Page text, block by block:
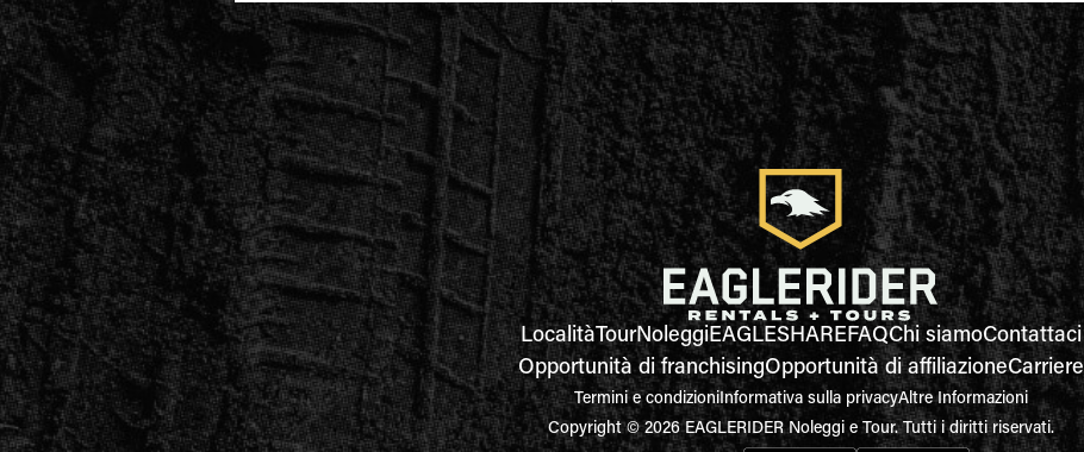
Località TourNoleggiEAGLESHAREFAQChi siamoContattaci
Opportunità di franchisingOpportunità di affiliazioneCarriere
Termini e condizioniInformativa sulla privacyAltre Informazioni
Copyright © 2026 EAGLERIDER Noleggi e Tour. Tutti i diritti riservati.